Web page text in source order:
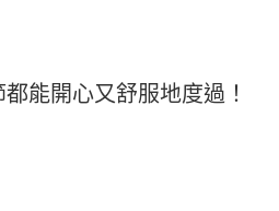
能開心又舒服地度過！